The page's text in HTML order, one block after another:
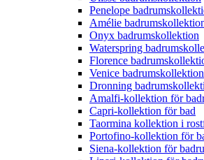
Penelope
Amélie
Onyx badrumskollektion
Waterspring
Florence
Venice badrumskollektion
Dronning
Amalfi-kollektion för
Capri-kollektion för bad
Taormina kollektion i
Portofino-kollektion för
Siena-kollektion för